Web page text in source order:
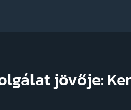
jövője: